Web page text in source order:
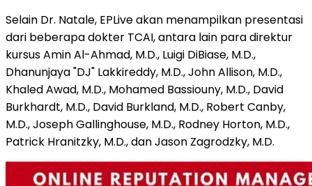
Selain Dr. Natale, EPLive akan menampilkan presentasi
dari beberapa dokter TCAI, antara lain para direktur
kursus Amin Al-Ahmad, M.D., Luigi DiBiase, M.D.,
Dhanunjaya "DJ" Lakkireddy, M.D., John Allison, M.D.,
Khaled Awad, M.D., Mohamed Bassiouny, M.D., David
Burkhardt, M.D., David Burkland, M.D., Robert Canby,
M.D., Joseph Gallinghouse, M.D., Rodney Horton, M.D.,
Patrick Hranitzky, M.D., dan Jason Zagrodzky, M.D.